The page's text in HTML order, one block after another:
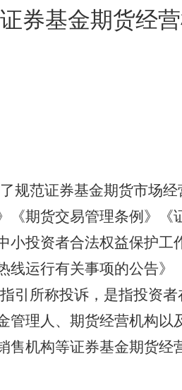
证券基金期货经
规范证券基金期货市场
《期货交易管理条例》
小投资者合法权益保护工
线运行有关事项的公告》
引所称投诉，是指投资
管理人 、 期货经营机构以
售机构等证券基金期货经